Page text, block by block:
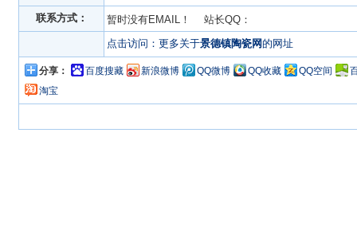
联系方式：
暂时没有EMAIL！ 站长QQ：
点击访问：更多关于景德镇陶瓷网的网址
分享： 百度搜藏 新浪微博 QQ微博 QQ收藏 QQ空间
淘宝